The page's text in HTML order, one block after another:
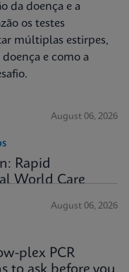
da doença e a
os testes
múltiplas estirpes,
doença e como a
August 06, 2026
Rapid
World Care
August 06, 2026
plex PCR